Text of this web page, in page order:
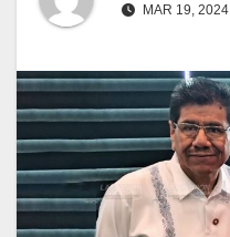
MAR 19, 2024